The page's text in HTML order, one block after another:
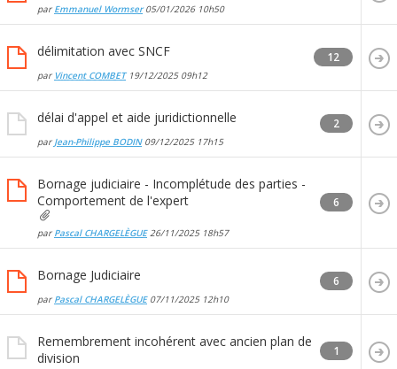
par Emmanuel Wormser05/01/2026 10h50
délimitation avec SNCF
par Vincent COMBET19/12/2025 09h12
12
délai d'appel et aide juridictionnelle
par Jean-Philippe BODIN09/12/2025 17h15
2
Bornage judiciaire - Incomplétude des parties -
Comportement de l'expert
par Pascal CHARGELÈGUE26/11/2025 18h57
6
Bornage Judiciaire
par Pascal CHARGELÈGUE07/11/2025 12h10
6
Remembrement incohérent avec ancien plan de
division
1